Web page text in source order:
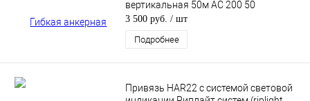
вертикальная 50м AC 200 50
3 500 руб. / шт
Подробнее
Привязь HAR22 с системой световой